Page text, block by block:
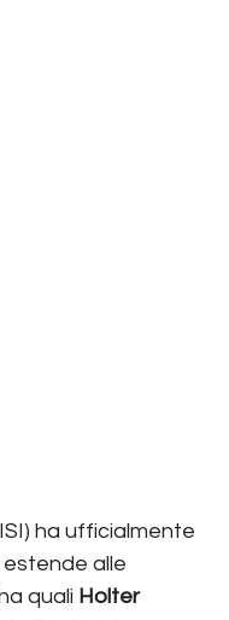
ha ufficialmente
alle
quali Holter